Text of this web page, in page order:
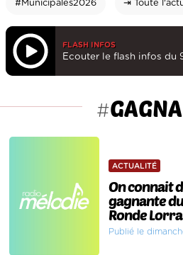
#Municipales2026 ⇥ Toute
FLASH INFOS
Ecouter le flash infos du
#
ACTUALITÉ
On connait
gagnante
Ronde
Publié le